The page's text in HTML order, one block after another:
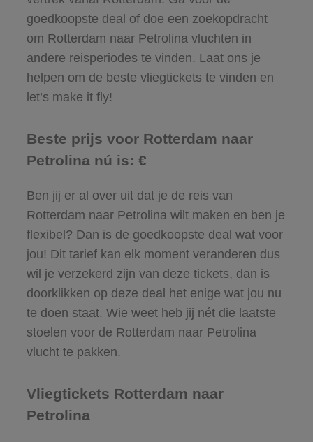
goedkoopste deal of doe een zoekopdracht
om Rotterdam naar Petrolina vluchten in
andere reisperiodes te vinden. Laat ons je
helpen om de beste vliegtickets te vinden en
let’s make it fly!
Beste prijs voor Rotterdam naar
Petrolina nú is: €
Ben jij er al over uit dat je de reis van
Rotterdam naar Petrolina wilt maken en ben je
flexibel? Dan is de goedkoopste deal wat voor
jou! Dit tarief kan elk moment veranderen dus
wil je verzekerd zijn van deze tickets, dan is
doorklikken op deze deal het enige wat jou nu
te doen staat. Wie weet heb jij nét die laatste
stoelen voor de Rotterdam naar Petrolina
vlucht te pakken.
Vliegtickets Rotterdam naar
Petrolina